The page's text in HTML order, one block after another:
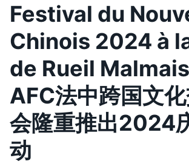
Festival du
Chinois 2024 à
de Rueil
AFC法中跨国文
会隆重推出2024
动